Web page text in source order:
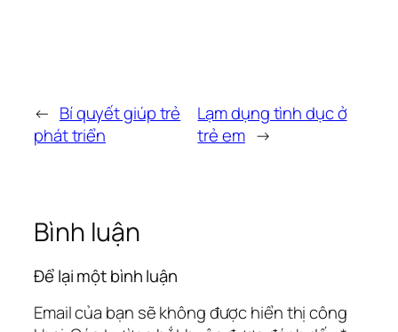
← Bí quyết giúp trẻ
phát triển
Lạm dụng tình dục ở
trẻ em →
Bình luận
Để lại một bình luận
Email của bạn sẽ không được hiển thị công